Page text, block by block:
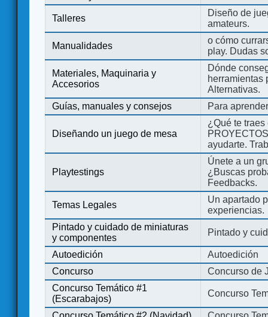
Talleres
Diseño de
amateurs.
Manualidades
o cómo
play. Dudas
Materiales, Maquinaria y
Accesorios
Dónde
herramientas
Alternativas.
Guías, manuales y consejos
Para
Diseñando un juego de mesa
¿Qué te
ayudarte.
Playtestings
Únete a un
¿Buscas
Feedbacks.
Temas Legales
Un apartado
experiencias.
Pintado y cuidado de miniaturas
y componentes
Pintado y
Autoedición
Autoedición
Concurso
Concurso de
Concurso Temático #1
(Escarabajos)
Concurso